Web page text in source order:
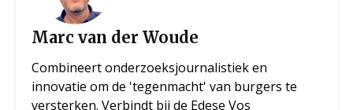
Marc van der Woude
Combineert onderzoeksjournalistiek en
innovatie om de 'tegenmacht' van burgers te
versterken. Verbindt bij de Edese Vos